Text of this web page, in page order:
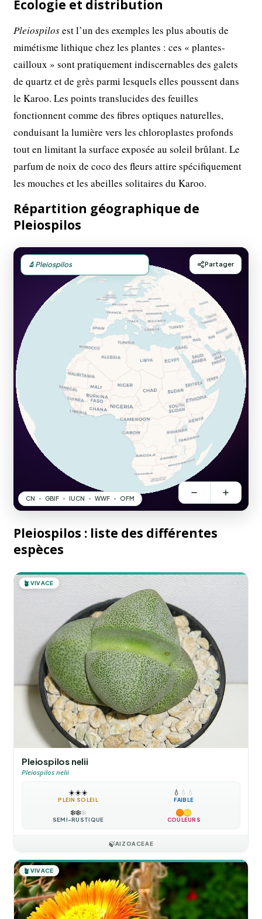
Écologie et distribution
Pleiospilosest l’un des exemples les plus aboutis de
mimétisme lithique chez les plantes : ces « plantes-
cailloux » sont pratiquement indiscernables des galets
de quartz et de grès parmi lesquels elles poussent dans
le Karoo. Les points translucides des feuilles
fonctionnent comme des fibres optiques naturelles,
conduisant la lumière vers les chloroplastes profonds
tout en limitant la surface exposée au soleil brûlant. Le
parfum de noix de coco des fleurs attire spécifiquement
les mouches et les abeilles solitaires du Karoo.
Répartition géographique de
Pleiospilos
Pleiospilos : liste des différentes
espèces
🪴 VIVACE
Pleiospilos nelii
Pleiospilos nelii
☀️☀️☀️
PLEIN SOLEIL
💧 💧 💧
FAIBLE
❄️❄️❄️
SEMI-RUSTIQUE COULEURS
🍃AIZOACEAE
🪴 VIVACE